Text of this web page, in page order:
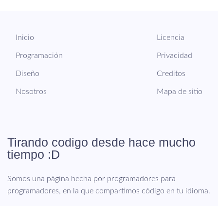
Inicio
Programación
Diseño
Nosotros
Licencia
Privacidad
Creditos
Mapa de sitio
Tirando codigo desde hace mucho
tiempo :D
Somos una página hecha por programadores para
programadores, en la que compartimos código en tu idioma.